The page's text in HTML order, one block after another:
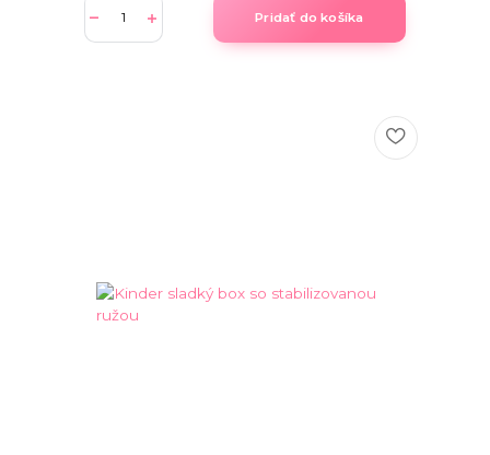
Pridať do košíka